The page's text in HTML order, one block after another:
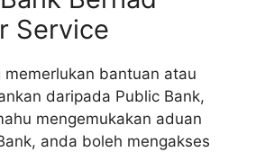
Service
memerlukan bantuan atau
daripada Public Bank,
mengemukakan aduan
anda boleh mengakses